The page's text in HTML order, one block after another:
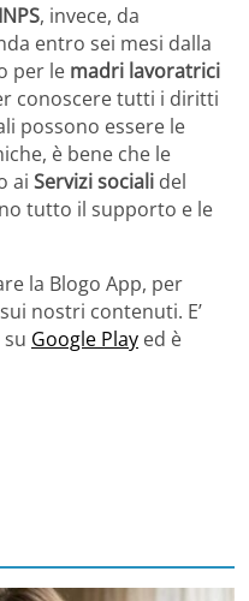
INPS, invece, da
entro sei mesi dalla
per le madri lavoratrici
conoscere tutti i diritti
possono essere le
è bene che le
ai Servizi sociali del
tutto il supporto e le
la Blogo App, per
nostri contenuti. E’
su Google Play ed è